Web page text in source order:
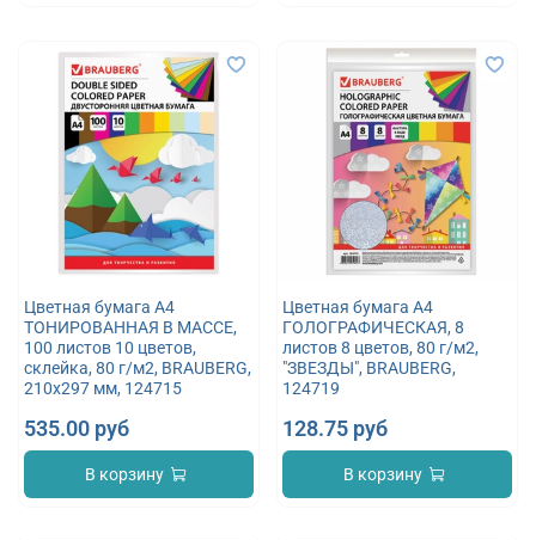
Цветная бумага А4
ТОНИРОВАННАЯ В МАССЕ,
100 листов 10 цветов,
склейка, 80 г/м2, BRAUBERG,
210х297 мм, 124715
535.00 руб
В корзину
Цветная бумага А4
ГОЛОГРАФИЧЕСКАЯ, 8
листов 8 цветов, 80 г/м2,
"ЗВЕЗДЫ", BRAUBERG,
124719
128.75 руб
В корзину